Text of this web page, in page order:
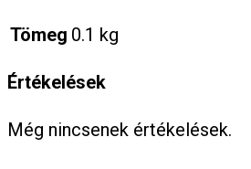
Tömeg 0.1 kg
Értékelések
Még nincsenek értékelések.